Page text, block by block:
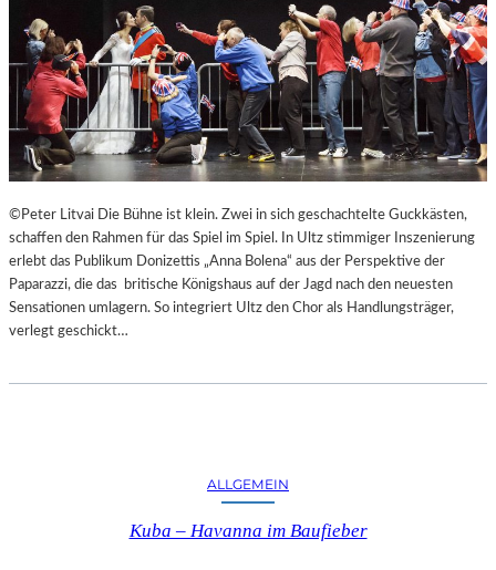
O
S
T
E
R
F
E
S
S
P
I
E
L
©Peter Litvai Die Bühne ist klein. Zwei in sich geschachtelte Guckkästen,
schaffen den Rahmen für das Spiel im Spiel. In Ultz stimmiger Inszenierung
erlebt das Publikum Donizettis „Anna Bolena“ aus der Perspektive der
Paparazzi, die das britische Königshaus auf der Jagd nach den neuesten
Sensationen umlagern. So integriert Ultz den Chor als Handlungsträger,
verlegt geschickt…
ALLGEMEIN
Kuba – Havanna im Baufieber